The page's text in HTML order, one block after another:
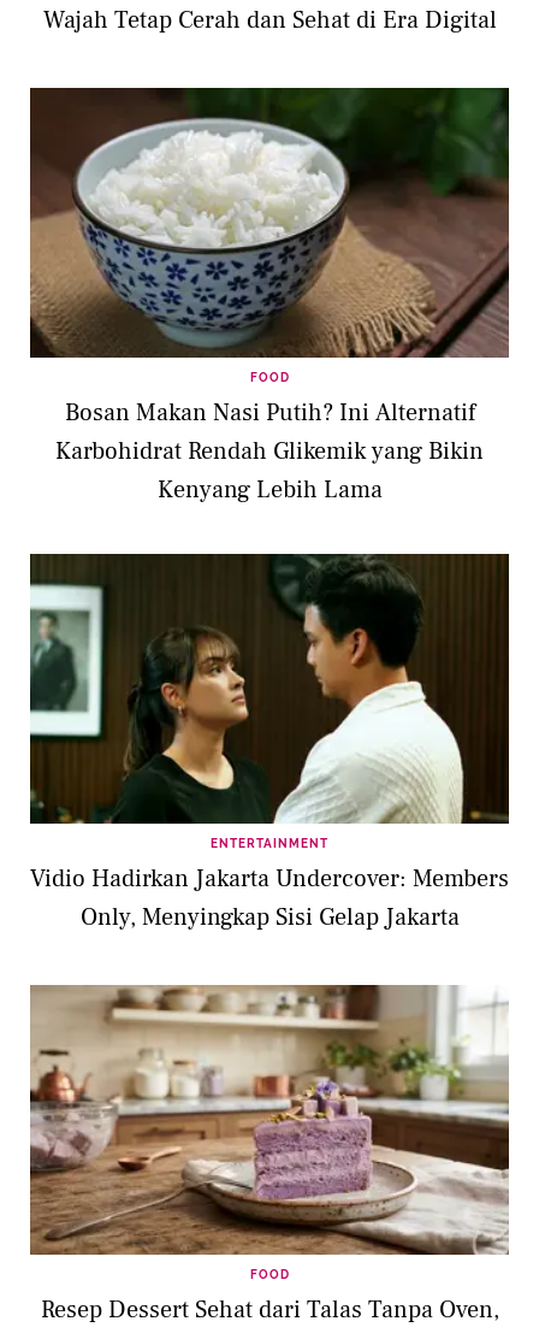
Wajah Tetap Cerah dan Sehat di Era Digital
FOOD
Bosan Makan Nasi Putih? Ini Alternatif
Karbohidrat Rendah Glikemik yang Bikin
Kenyang Lebih Lama
ENTERTAINMENT
Vidio Hadirkan Jakarta Undercover: Members
Only, Menyingkap Sisi Gelap Jakarta
FOOD
Resep Dessert Sehat dari Talas Tanpa Oven,